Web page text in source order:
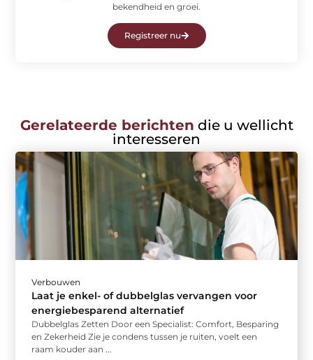
bekendheid en groei.
Registreer nu
Gerelateerde berichten die u wellicht
interesseren
Verbouwen
Laat je enkel- of dubbelglas vervangen voor
energiebesparend alternatief
Dubbelglas Zetten Door een Specialist: Comfort, Besparing
en Zekerheid Zie je condens tussen je ruiten, voelt een
raam kouder aan ...